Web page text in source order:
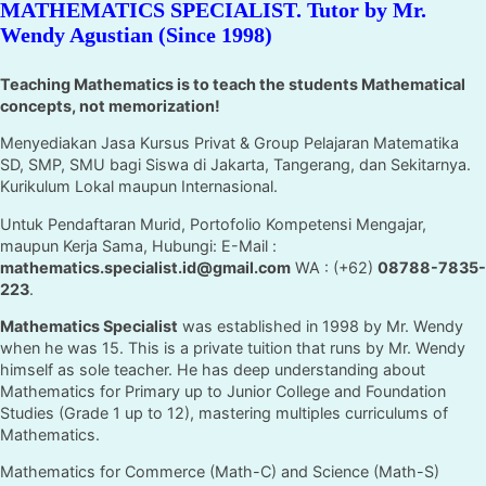
MATHEMATICS SPECIALIST. Tutor by Mr.
Wendy Agustian (Since 1998)
Teaching Mathematics is to teach the students Mathematical
concepts, not memorization!
Menyediakan Jasa Kursus Privat & Group Pelajaran Matematika
SD, SMP, SMU bagi Siswa di Jakarta, Tangerang, dan Sekitarnya.
Kurikulum Lokal maupun Internasional.
Untuk Pendaftaran Murid, Portofolio Kompetensi Mengajar,
maupun Kerja Sama, Hubungi: E-Mail :
mathematics.specialist.id@gmail.com WA : (+62) 08788-7835-
223.
Mathematics Specialist was established in 1998 by Mr. Wendy
when he was 15. This is a private tuition that runs by Mr. Wendy
himself as sole teacher. He has deep understanding about
Mathematics for Primary up to Junior College and Foundation
Studies (Grade 1 up to 12), mastering multiples curriculums of
Mathematics.
Mathematics for Commerce (Math-C) and Science (Math-S)